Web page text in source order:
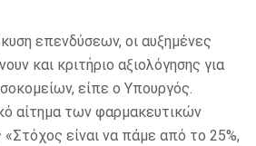
επενδύσεων, οι αυξημένες
και κριτήριο αξιολόγησης για
είπε ο Υπουργός.
αίτημα των φαρμακευτικών
είναι να πάμε από το 25%,